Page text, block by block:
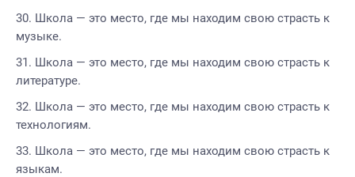
Школа — это место, где мы находим свою страсть к
музыке.
Школа — это место, где мы находим свою страсть к
литературе.
Школа — это место, где мы находим свою страсть к
технологиям.
Школа — это место, где мы находим свою страсть к
языкам.